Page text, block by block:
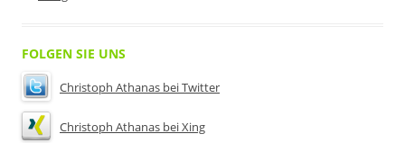
FOLGEN SIE UNS
Christoph Athanas bei Twitter
Christoph Athanas bei Xing